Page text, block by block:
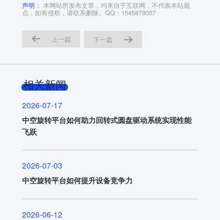
声明： 本网站所发布文章，均来自于互联网，不代表本站观
点，如有侵权，请联系删除。QQ：1545879057
上一篇 下一篇
相关新闻
2026-07-17
中空旋转平台如何助力回转式圆盘驱动系统实现性能
飞跃
2026-07-03
中空旋转平台如何提升设备竞争力
2026-06-12